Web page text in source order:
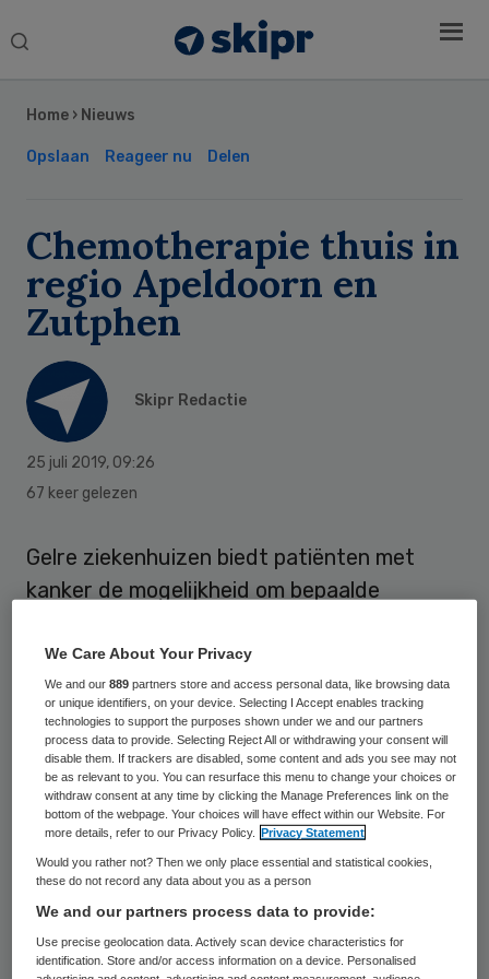
Search
Home › Nieuws
Opslaan Reageer nu Delen
Chemotherapie thuis in
regio Apeldoorn en
Zutphen
Skipr Redactie
25 juli 2019, 09:26
67 keer gelezen
Gelre ziekenhuizen biedt patiënten met
kanker de mogelijkheid om bepaalde
ziekenhuisorganisatie doet dit in
samenwerking met thuiszorgaanbieders
Vérian en Sensire en met financiering en
begeleiding van zorgverzekeraar Zilveren
Kruis.
Chemotherapie thuis kon al met
behandeling in de vorm van tabletten. Nu is
Gelre ziekenhuizen ook gestart met
langlopende chemokuren die in 24-46 uur
via een continu intraveneus infuus gegeven
Sidebar
We Care About Your Privacy
We and our889 partners store and access personal data, like browsing data
or unique identifiers, on your device. Selecting I Accept enables tracking
technologies to support the purposes shown under we and our partners
process data to provide. Selecting Reject All or withdrawing your consent will
disable them. If trackers are disabled, some content and ads you see may not
be as relevant to you. You can resurface this menu to change your choices or
withdraw consent at any time by clicking the Manage Preferences link on the
bottom of the webpage. Your choices will have effect within our Website. For
more details, refer to our Privacy Policy.
Privacy Statement
Would you rather not? Then we only place essential and statistical cookies,
these do not record any data about you as a person
We and our partners process data to provide:
Use precise geolocation data. Actively scan device characteristics for
identification. Store and/or access information on a device. Personalised